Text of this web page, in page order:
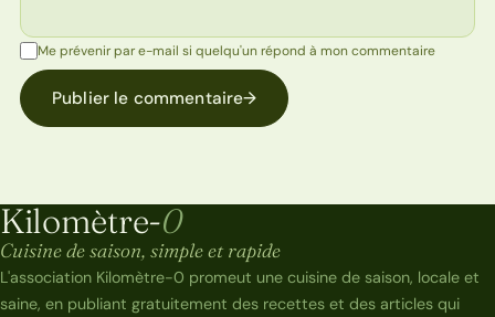
Me prévenir par e-mail si quelqu'un répond à mon commentaire
Publier le commentaire→
Kilomètre-0
Kilomètre-0
Cuisine de saison, simple et rapide
L'association Kilomètre-0 promeut une cuisine de saison, locale et
saine, en publiant gratuitement des recettes et des articles qui